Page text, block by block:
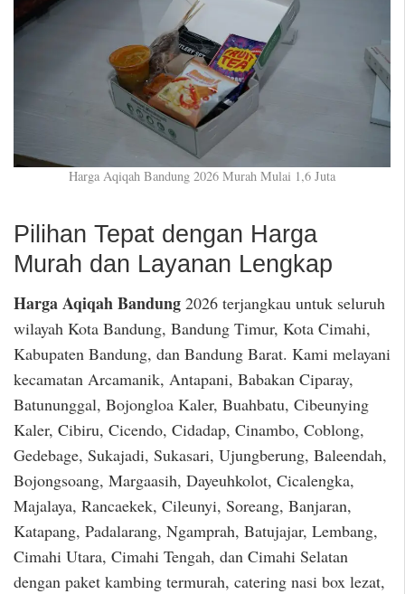
Harga Aqiqah Bandung 2026 Murah Mulai 1,6 Juta
Pilihan Tepat dengan Harga
Murah dan Layanan Lengkap
Harga Aqiqah Bandung 2026 terjangkau untuk seluruh
wilayah Kota Bandung, Bandung Timur, Kota Cimahi,
Kabupaten Bandung, dan Bandung Barat. Kami melayani
kecamatan Arcamanik, Antapani, Babakan Ciparay,
Batununggal, Bojongloa Kaler, Buahbatu, Cibeunying
Kaler, Cibiru, Cicendo, Cidadap, Cinambo, Coblong,
Gedebage, Sukajadi, Sukasari, Ujungberung, Baleendah,
Bojongsoang, Margaasih, Dayeuhkolot, Cicalengka,
Majalaya, Rancaekek, Cileunyi, Soreang, Banjaran,
Katapang, Padalarang, Ngamprah, Batujajar, Lembang,
Cimahi Utara, Cimahi Tengah, dan Cimahi Selatan
dengan paket kambing termurah, catering nasi box lezat,